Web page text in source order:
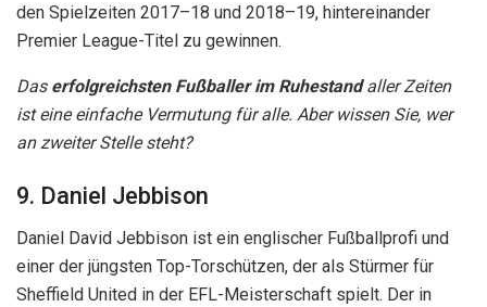
den Spielzeiten 2017–18 und 2018–19, hintereinander
Premier League-Titel zu gewinnen.
Das erfolgreichsten Fußballer im Ruhestandaller Zeiten
ist eine einfache Vermutung für alle. Aber wissen Sie, wer
an zweiter Stelle steht?
9. Daniel Jebbison
Daniel David Jebbison ist ein englischer Fußballprofi und
einer der jüngsten Top-Torschützen, der als Stürmer für
Sheffield United in der EFL-Meisterschaft spielt. Der in